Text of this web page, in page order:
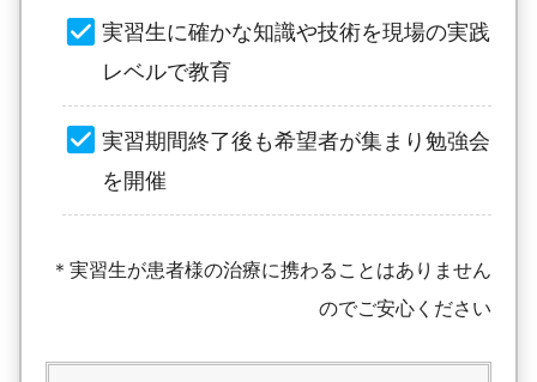
実習生に確かな知識や技術を現場の実践
レベルで教育
実習期間終了後も希望者が集まり勉強会
を開催
＊実習生が患者様の治療に携わることはありません
のでご安心ください